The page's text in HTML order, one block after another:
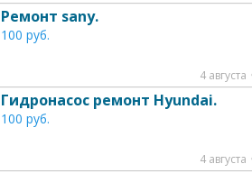
Ремонт sany.
100 руб.
4 августа
Гидронасос ремонт Hyundai.
100 руб.
4 августа